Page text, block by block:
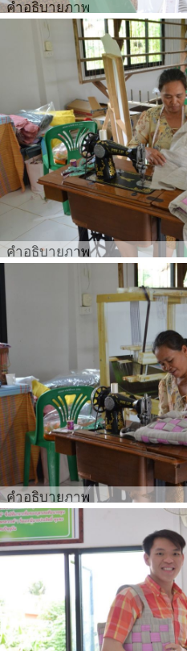
คำอธิบายภาพ
คำอธิบายภาพ
คำอธิบายภาพ